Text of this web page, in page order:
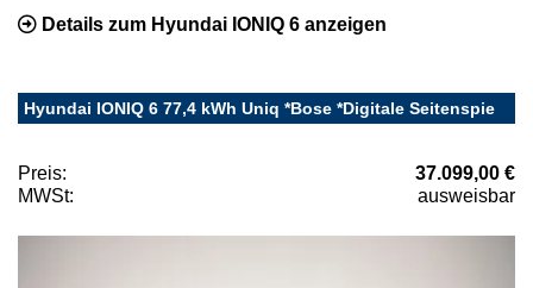
Details zum Hyundai IONIQ 6 anzeigen
Hyundai IONIQ 6 77,4 kWh Uniq *Bose *Digitale Seitenspie
Preis:
37.099,00 €
MWSt:
ausweisbar